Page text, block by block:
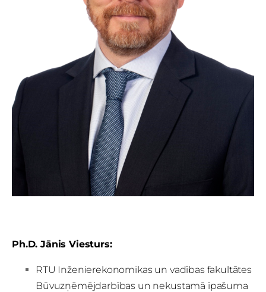
Ph.D. Jānis Viesturs:
RTU Inženierekonomikas un vadības fakultātes
Būvuzņēmējdarbības un nekustamā īpašuma